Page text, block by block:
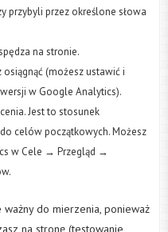
przybyli przez określone słowa
na stronie.
(możesz ustawić i
w Google Analytics).
Jest to stosunek
celów początkowych. Możesz
w Cele → Przegląd →
do mierzenia, ponieważ
na stronę (testowanie